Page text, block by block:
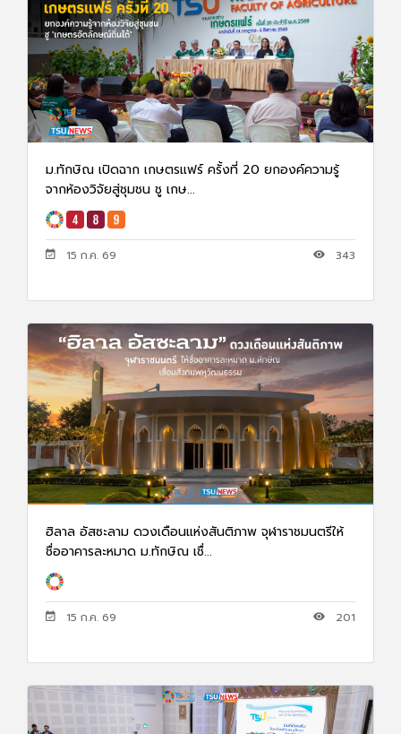
ม.ทักษิณ เปิดฉาก เกษตรแฟร์ ครั้งที่ 20 ยกองค์ความรู้
จากห้องวิจัยสู่ชุมชน ชู เกษ...
15 ก.ค. 69 343
ฮิลาล อัสซะลาม ดวงเดือนแห่งสันติภาพ จุฬาราชมนตรีให้
ชื่ออาคารละหมาด ม.ทักษิณ เชื่...
15 ก.ค. 69 201